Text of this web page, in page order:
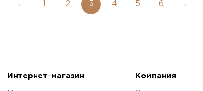
← 2 3 4 5 6 →
Интернет-магазин Компания